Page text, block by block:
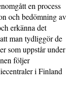
en process
och bedömning av
erkänna det
man tydliggör de
som uppstår under
följer
i Finland